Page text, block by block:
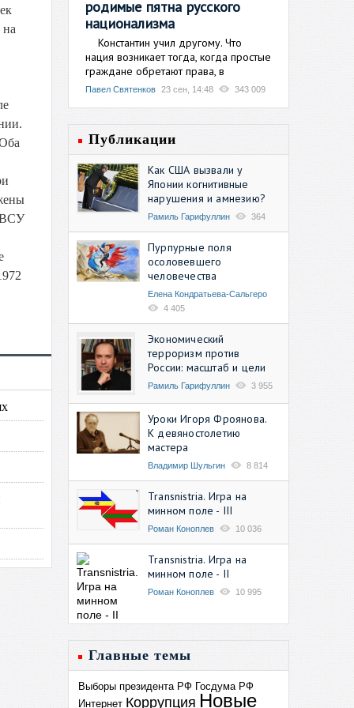
ВСУ
родимые пятна русского
национализма
Константин учил другому. Что
нация возникает тогда, когда простые
граждане обретают права, в
Павел Святенков 23 сен, 14:48 343 009
Публикации
Как США вызвали у
Японии когнитивные
нарушения и амнезию?
Рамиль Гарифуллин 364
Пурпурные поля
осоловевшего
человечества
Елена Кондратьева-Сальгеро
4 405
Экономический
терроризм против
России: масштаб и цели
Рамиль Гарифуллин 3 955
Уроки Игоря Фроянова.
К девяностолетию
мастера
Владимир Шульгин 8 814
Transnistria. Игра на
минном поле - III
Роман Коноплев 10 036
Transnistria. Игра на
минном поле - II
Роман Коноплев 10 995
Главные темы
Выборы президента РФ Госдума РФ
Интернет Коррупция Новые